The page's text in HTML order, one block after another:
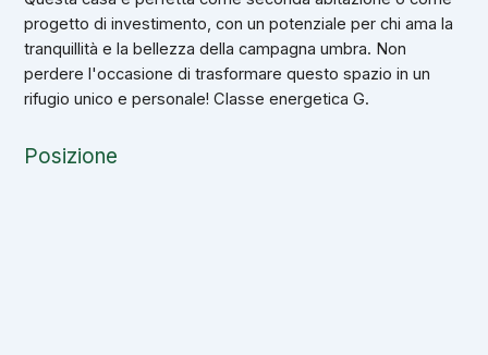
progetto di investimento, con un potenziale per chi ama la
tranquillità e la bellezza della campagna umbra. Non
perdere l'occasione di trasformare questo spazio in un
rifugio unico e personale! Classe energetica G.
Posizione